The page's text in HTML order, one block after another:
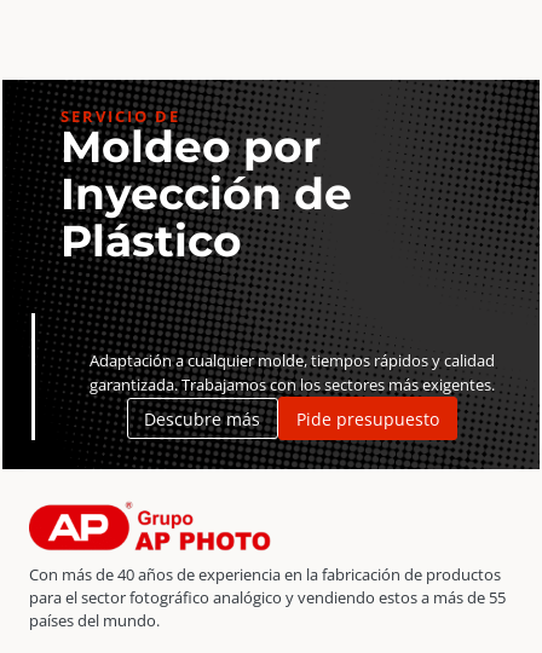
SERVICIO DE
Moldeo por
Inyección de
Plástico
Adaptación a cualquier molde, tiempos rápidos y calidad
garantizada. Trabajamos con los sectores más exigentes.
Descubre más Pide presupuesto
Con más de 40 años de experiencia en la fabricación de productos
para el sector fotográfico analógico y vendiendo estos a más de 55
países del mundo.